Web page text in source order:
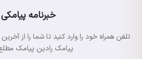
خبرنامه پیامکی
تلفن همراه خود را وارد کنید تا شما را از
پیامک رادین پیامک